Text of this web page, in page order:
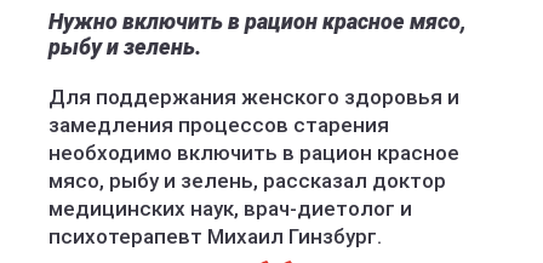
Нужно включить в рацион красное мясо,
рыбу и зелень.
Для поддержания женского здоровья и
замедления процессов старения
необходимо включить в рацион красное
мясо, рыбу и зелень, рассказал доктор
медицинских наук, врач-диетолог и
психотерапевт Михаил Гинзбург.